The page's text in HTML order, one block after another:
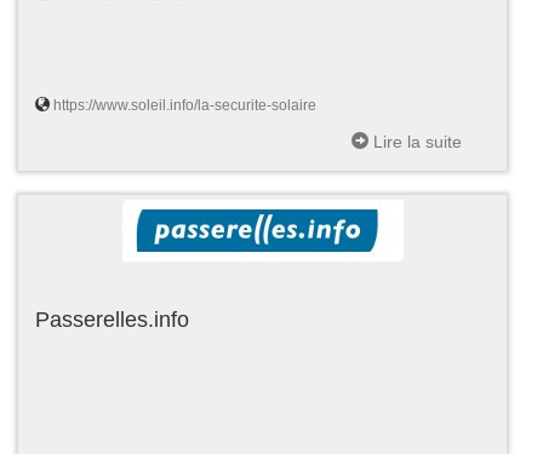
https://www.soleil.info/la-securite-solaire
Lire la suite
Passerelles.info